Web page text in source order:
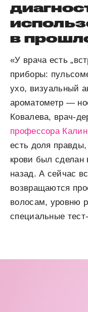
в
«У врача есть
приборы:
ухо, визуальный
ароматометр —
Ковалева, врач-
профессора
есть доля
крови был сделан
назад. А сейчас
возвращаются
волосам, уровню
специальные